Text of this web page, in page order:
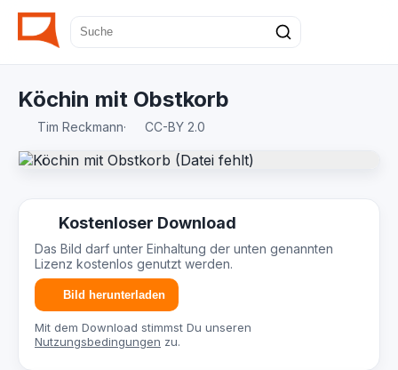
Köchin mit Obstkorb
Tim Reckmann· CC-BY 2.0
Kostenloser Download
Das Bild darf unter Einhaltung der unten genannten
Lizenz kostenlos genutzt werden.
Bild herunterladen
Mit dem Download stimmst Du unseren
Nutzungsbedingungen zu.